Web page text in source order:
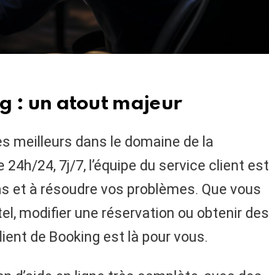
: un atout majeur
meilleurs dans le domaine de la
24, 7j/7, l’équipe du service client est
et à résoudre vos problèmes. Que vous
modifier une réservation ou obtenir des
de Booking est là pour vous.